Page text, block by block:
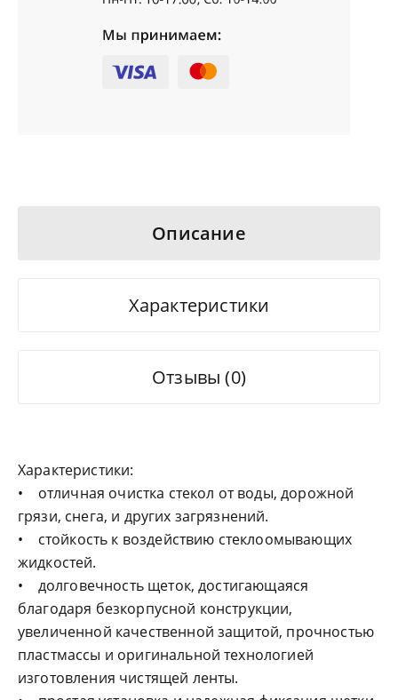
Описание
Характеристики
Отзывы (0)
Характеристики:
• отличная очистка стекол от воды, дорожной
грязи, снега, и других загрязнений.
• стойкость к воздействию стеклоомывающих
жидкостей.
• долговечность щеток, достигающаяся
благодаря безкорпусной конструкции,
увеличенной качественной защитой, прочностью
пластмассы и оригинальной технологией
изготовления чистящей ленты.